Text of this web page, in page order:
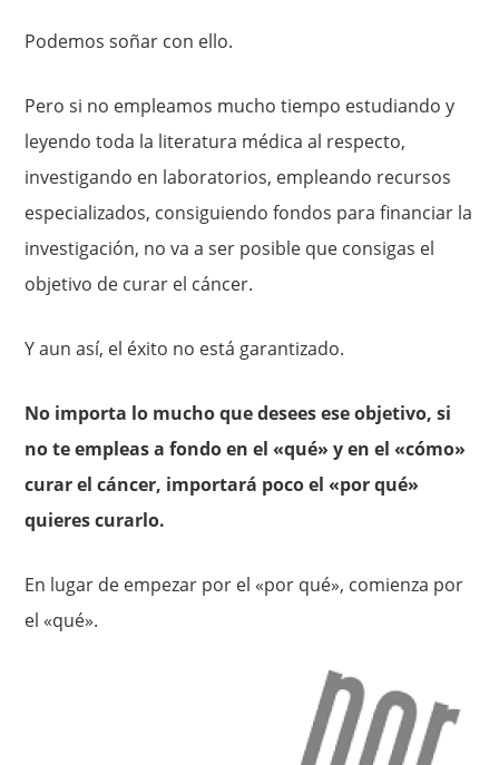
Podemos soñar con ello.
Pero si no empleamos mucho tiempo estudiando y
leyendo toda la literatura médica al respecto,
investigando en laboratorios, empleando recursos
especializados, consiguiendo fondos para financiar la
investigación, no va a ser posible que consigas el
objetivo de curar el cáncer.
Y aun así, el éxito no está garantizado.
No importa lo mucho que desees ese objetivo, si
no te empleas a fondo en el «qué» y en el «cómo»
curar el cáncer, importará poco el «por qué»
quieres curarlo.
En lugar de empezar por el «por qué», comienza por
el «qué».